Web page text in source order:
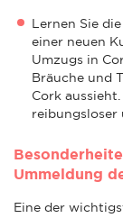
Lernen Sie
einer neuen
Umzugs in
Bräuche und
Cork
reibungsloser
Ummeldung
Eine der